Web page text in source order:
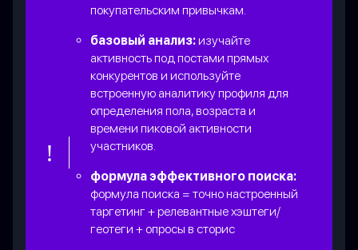
покупательским привычкам.
базовый анализ:изучайте
активность под постами прямых
конкурентов и используйте
встроенную аналитику профиля для
определения пола, возраста и
времени пиковой активности
участников.
формула эффективного поиска:
формула поиска = точно настроенный
таргетинг + релевантные хэштеги/
геотеги + опросы в сторис